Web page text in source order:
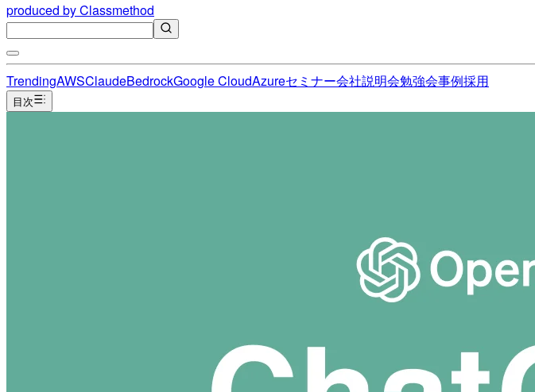
produced by Classmethod
TrendingAWSClaudeBedrockGoogle CloudAzureセミナー会社説明会勉強会事例採用
目次